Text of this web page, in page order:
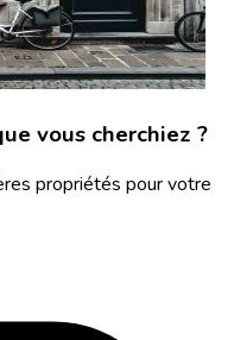
vous cherchiez ?
propriétés pour votre